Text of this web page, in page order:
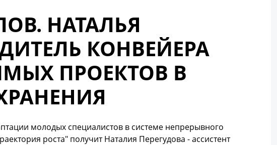
НАТАЛЬЯ
КОНВЕЙЕРА
ПРОЕКТОВ В
молодых специалистов в системе непрерывного
роста" получит Наталия Перегудова - ассистент